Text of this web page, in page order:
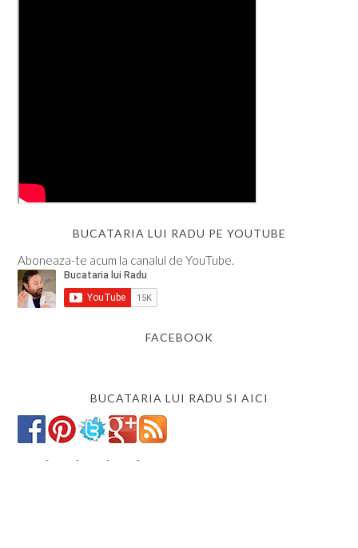
BUCATARIA LUI RADU PE YOUTUBE
Aboneaza-te acum la canalul de YouTube.
FACEBOOK
BUCATARIA LUI RADU SI AICI